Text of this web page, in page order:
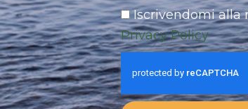
Iscrivendomi alla
Privacy Policy